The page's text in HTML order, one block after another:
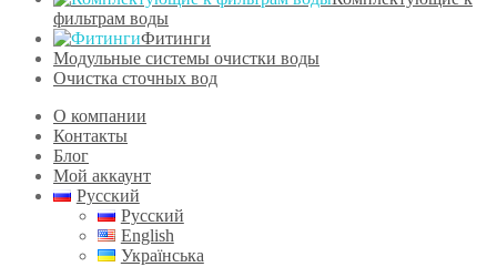
фильтрам воды
Фитинги
Модульные системы очистки воды
Очистка сточных вод
О компании
Контакты
Блог
Мой аккаунт
Русский
Русский
English
Українська